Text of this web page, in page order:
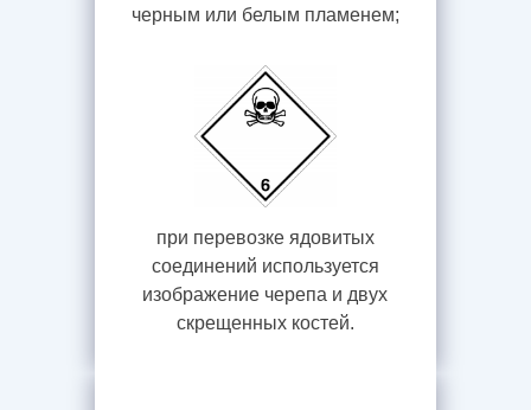
черным или белым пламенем;
при перевозке ядовитых
соединений используется
изображение черепа и двух
скрещенных костей.